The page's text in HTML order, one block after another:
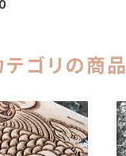
薇/バラ フラワー
テゴリの商品